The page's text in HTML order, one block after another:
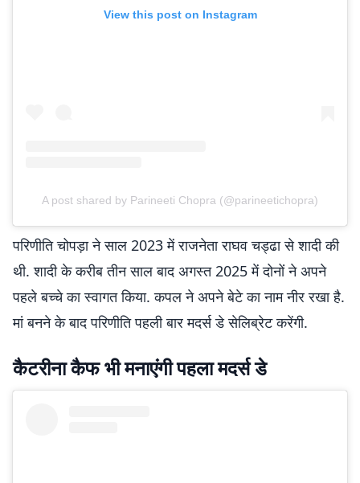
View this post on Instagram
A post shared by Parineeti Chopra (@parineetichopra)
परिणीति चोपड़ा ने साल 2023 में राजनेता राघव चड्ढा से शादी की
थी. शादी के करीब तीन साल बाद अगस्त 2025 में दोनों ने अपने
पहले बच्चे का स्वागत किया. कपल ने अपने बेटे का नाम नीर रखा है.
मां बनने के बाद परिणीति पहली बार मदर्स डे सेलिब्रेट करेंगी.
कैटरीना कैफ भी मनाएंगी पहला मदर्स डे